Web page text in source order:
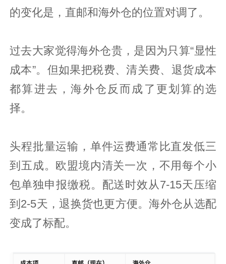
的变化是，直邮和海外仓的位置对调了。
过去大家觉得海外仓贵，是因为只算“显性
成本”。但如果把税费、清关费、退货成本
都算进去，海外仓反而成了更划算的选
择。
头程批量运输，单件运费通常比直发低三
到五成。欧盟境内清关一次，不用每个小
包单独申报缴税。配送时效从7-15天压缩
到2-5天，退换货也更方便。海外仓从选配
变成了标配。